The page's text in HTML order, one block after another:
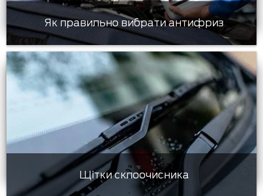
Як правильно вибрати антифриз
Щітки склоочисника